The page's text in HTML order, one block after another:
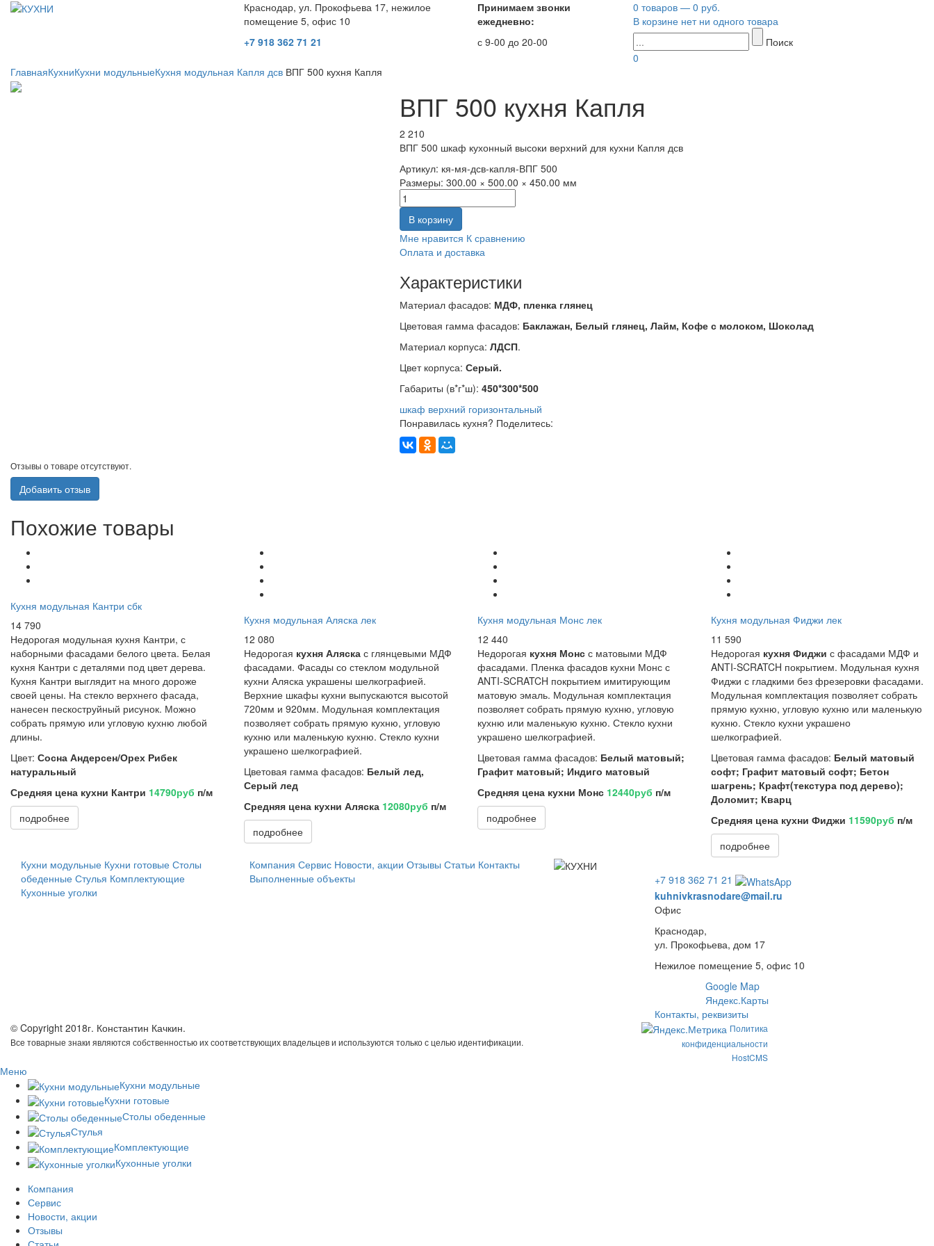
Краснодар, ул. Прокофьева 17, нежилое
помещение 5, офис 10
+7 918 362 71 21
Принимаем звонки
ежедневно:
с 9-00 до 20-00
0 товаров — 0 руб.
В корзине нет ни одного товара
Поиск
0
ГлавнаяКухниКухни модульныеКухня модульная Капля дсв ВПГ 500 кухня Капля
ВПГ 500 кухня Капля
2 210
ВПГ 500 шкаф кухонный высоки верхний для кухни Капля дсв
Артикул: кя-мя-дсв-капля-ВПГ 500
Размеры: 300.00 × 500.00 × 450.00 мм
В корзину
Мне нравится К сравнению
Оплата и доставка
Характеристики
Материал фасадов: МДФ, пленка глянец
Цветовая гамма фасадов: Баклажан, Белый глянец, Лайм, Кофе с молоком, Шоколад
Материал корпуса: ЛДСП.
Цвет корпуса: Серый.
Габариты (в*г*ш): 450*300*500
шкаф верхний горизонтальный
Понравилась кухня? Поделитесь:
Отзывы о товаре отсутствуют.
Добавить отзыв
Похожие товары
Кухня модульная Кантри сбк
14 790
Недорогая модульная кухня Кантри, с
наборными фасадами белого цвета. Белая
кухня Кантри с деталями под цвет дерева.
Кухня Кантри выглядит на много дороже
своей цены. На стекло верхнего фасада,
нанесен пескоструйный рисунок. Можно
собрать прямую или угловую кухню любой
длины.
Цвет: Сосна Андерсен/Орех Рибек
натуральный
Средняя цена кухни Кантри 14790руб п/м
подробнее
Кухня модульная Аляска лек
12 080
Недорогая кухня Аляска с глянцевыми МДФ
фасадами. Фасады со стеклом модульной
кухни Аляска украшены шелкографией.
Верхние шкафы кухни выпускаются высотой
720мм и 920мм. Модульная комплектация
позволяет собрать прямую кухню, угловую
кухню или маленькую кухню. Стекло кухни
украшено шелкографией.
Цветовая гамма фасадов: Белый лед,
Серый лед
Средняя цена кухни Аляска 12080руб п/м
подробнее
Кухня модульная Монс лек
12 440
Недорогая кухня Монс с матовыми МДФ
фасадами. Пленка фасадов кухни Монс с
ANTI-SCRATCH покрытием имитирующим
матовую эмаль. Модульная комплектация
позволяет собрать прямую кухню, угловую
кухню или маленькую кухню. Стекло кухни
украшено шелкографией.
Цветовая гамма фасадов: Белый матовый;
Графит матовый; Индиго матовый
Средняя цена кухни Монс 12440руб п/м
подробнее
Кухня модульная Фиджи лек
11 590
Недорогая кухня Фиджи с фасадами МДФ и
ANTI-SCRATCH покрытием. Модульная кухня
Фиджи с гладкими без фрезеровки фасадами.
Модульная комплектация позволяет собрать
прямую кухню, угловую кухню или маленькую
кухню. Стекло кухни украшено
шелкографией.
Цветовая гамма фасадов: Белый матовый
софт; Графит матовый софт; Бетон
шагрень; Крафт(текстура под дерево);
Доломит; Кварц
Средняя цена кухни Фиджи 11590руб п/м
подробнее
Кухни модульные Кухни готовые Столы
обеденные Стулья Комплектующие
Кухонные уголки
Компания Сервис Новости, акции Отзывы Статьи Контакты
Выполненные объекты
+7 918 362 71 21
kuhnivkrasnodare@mail.ru
Офис
Краснодар,
ул. Прокофьева, дом 17
Нежилое помещение 5, офис 10
Google Map
Яндекс.Карты
Контакты, реквизиты
© Copyright 2018г. Константин Качкин.
Все товарные знаки являются собственностью их соответствующих владельцев и используются только с целью идентификации.
Политика
конфиденциальности
HostCMS
Меню
Кухни модульные
Кухни готовые
Столы обеденные
Стулья
Комплектующие
Кухонные уголки
Компания
Сервис
Новости, акции
Отзывы